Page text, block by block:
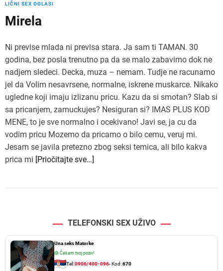
LIČNI SEX OGLASI
Mirela
Ni previse mlada ni previsa stara. Ja sam ti TAMAN. 30
godina, bez posla trenutno pa da se malo zabavimo dok ne
nadjem sledeci. Decka, muza – nemam. Tudje ne racunamo
jel da Volim nesavrsene, normalne, iskrene muskarce. Nikako
ugledne koji imaju izlizanu pricu. Kazu da si smotan? Slab si
sa pricanjem, zamuckujes? Nesiguran si? IMAS PLUS KOD
MENE, to je sve normalno i ocekivano! Javi se, ja cu da
vodim pricu Mozemo da pricamo o bilo cemu, veruj mi.
Jesam se javila pretezno zbog seksi temica, ali bilo kakva
prica mi [Priočitajte sve…]
TELEFONSKI SEX UŽIVO
Una seks Matorke
🟢 Čekam tvoj poziv!
Tel:0906/400-096- Kod:670